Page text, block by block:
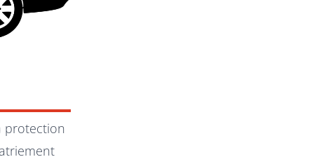
protection